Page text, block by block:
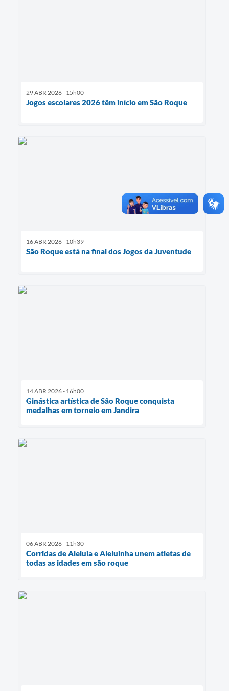
29 ABR 2026 - 15h00
Jogos escolares 2026 têm início em São Roque
16 ABR 2026 - 10h39
São Roque está na final dos Jogos da Juventude
14 ABR 2026 - 16h00
Ginástica artística de São Roque conquista
medalhas em torneio em Jandira
06 ABR 2026 - 11h30
Corridas de Aleluia e Aleluinha unem atletas de
todas as idades em são roque